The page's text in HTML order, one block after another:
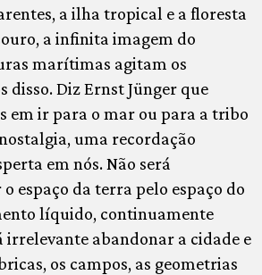
a ilha tropical e a floresta
a infinita imagem do
marítimas agitam os
disso. Diz Ernst Jünger que
em ir para o mar ou para a tribo
uma recordação
em nós. Não será
espaço da terra pelo espaço do
líquido, continuamente
irrelevante abandonar a cidade e
os campos, as geometrias